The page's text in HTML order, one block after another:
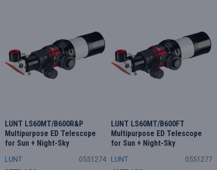
LUNT 0551274
LUNT LS60MT/B600R&P
Multipurpose ED Telescope
for Sun + Night-Sky
LUNT 0551277
LUNT LS60MT/B600FT
Multipurpose ED Telescope
for Sun + Night-Sky